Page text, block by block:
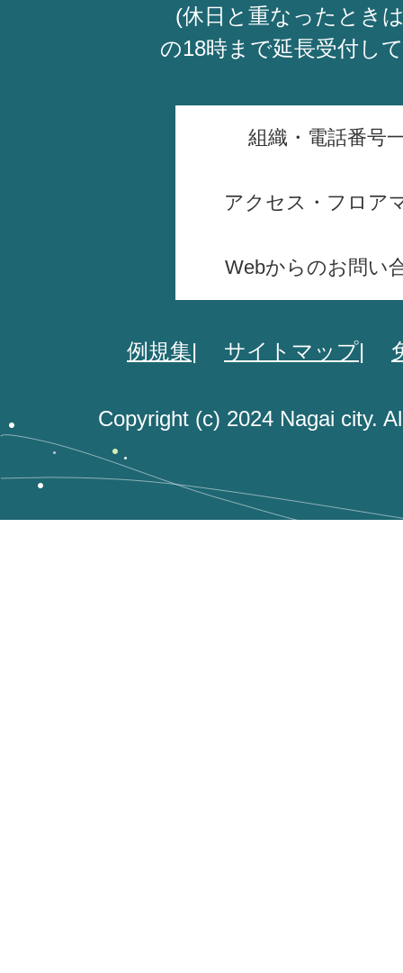
(休日と重なったとき
の18時まで延長受付し
組織・電話番号
アクセス・フロア
Webからのお問い
例規集 サイトマップ
Copyright (c) 2024 Nagai city.